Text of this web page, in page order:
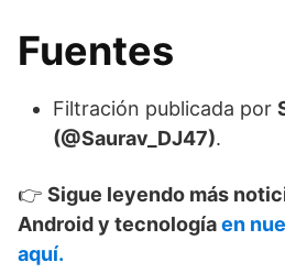
Fuentes
Filtración publicada por
(@Saurav_DJ47).
👉 Sigue leyendo más
Android y tecnologíaen
aquí.